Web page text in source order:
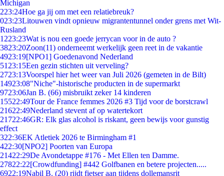
Michigan
223:24Hoe ga jij om met een relatiebreuk?
023:23Litouwen vindt opnieuw migrantentunnel onder grens met Wit-
Rusland
1223:23Wat is nou een goede jerrycan voor in de auto ?
3823:20Zoon(11) onderneemt werkelijk geen reet in de vakantie
4923:19[NPO1] Goedenavond Nederland
51 23:15Een gezin stichten uit verveling?
2723:13Voorspel hier het weer van Juli 2026 (gemeten in de Bilt)
14923:08"Niche"-historische producten in de supermarkt
9723:06Jan B. (66) misbruikt zeker 14 kinderen
15522:49Tour de France femmes 2026 #3 Tijd voor de borstcrawl
21622:49Nederland stevent af op watertekort
21722:46GR: Elk glas alcohol is riskant, geen bewijs voor gunstig
effect
322:36EK Atletiek 2026 te Birmingham #1
422:30[NPO2] Poorten van Europa
21422:29De Avondetappe #176 - Met Ellen ten Damme.
27822:22[Crowdfunding] #442 Golfbanen en betere projecten.....
6922:19Nabil B. (20) rijdt fietser aan tijdens dollemansrit